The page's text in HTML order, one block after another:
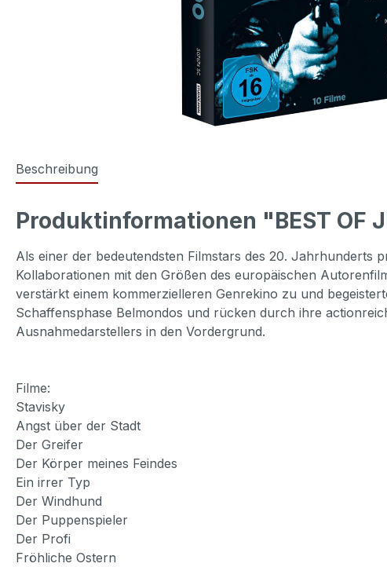
Beschreibung
Produktinformationen "BEST OF
Als einer der bedeutendsten Filmstars des 20.
Kollaborationen mit den Größen des europäischen
verstärkt einem kommerzielleren Genrekino zu und
Schaffensphase Belmondos und rücken durch ihre
Ausnahmedarstellers in den Vordergrund.
Filme:
Stavisky
Angst über der Stadt
Der Greifer
Der Körper meines Feindes
Ein irrer Typ
Der Windhund
Der Puppenspieler
Der Profi
Fröhliche Ostern